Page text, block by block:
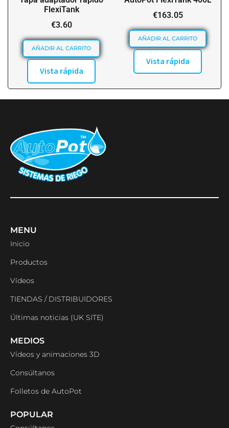
FlexiTank
€3.60
AÑADIR AL CARRITO
Vista rápida
€163.05
AÑADIR AL CARRITO
Vista rápida
MENU
Inicio
Productos
Vídeos
TIENDAS / DISTRIBUIDORES
Últimas noticias (UK SITE)
MEDIOS
Vídeos y animaciones 3D
Consúltanos
Folletos de AutoPot
POPULAR